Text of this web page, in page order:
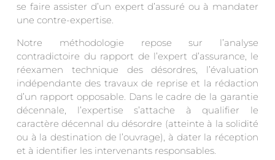
se faire assister d’un expert d’assuré ou à mandater
une contre-expertise.
Notre méthodologie repose sur l’analyse
contradictoire du rapport de l’expert d’assurance, le
réexamen technique des désordres, l’évaluation
indépendante des travaux de reprise et la rédaction
d’un rapport opposable. Dans le cadre de la garantie
décennale, l’expertise s’attache à qualifier le
caractère décennal du désordre (atteinte à la solidité
ou à la destination de l’ouvrage), à dater la réception
et à identifier les intervenants responsables.